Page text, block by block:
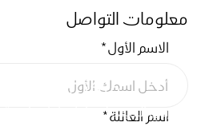
مركز تفضيلات
عزيزي الضيف! يمكنك إدارة كيفية
معلومات التواصل ​
الاسم الأول*
اسم العائلة*